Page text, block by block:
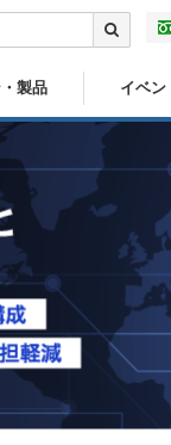
製品 イベン